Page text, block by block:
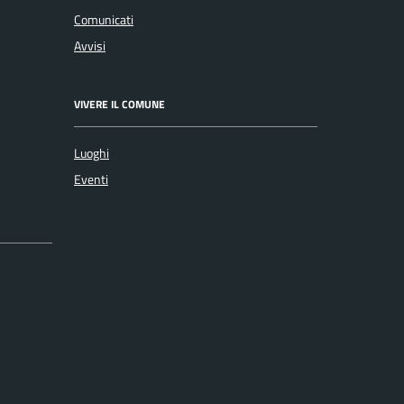
Comunicati
Avvisi
VIVERE IL COMUNE
Luoghi
Eventi